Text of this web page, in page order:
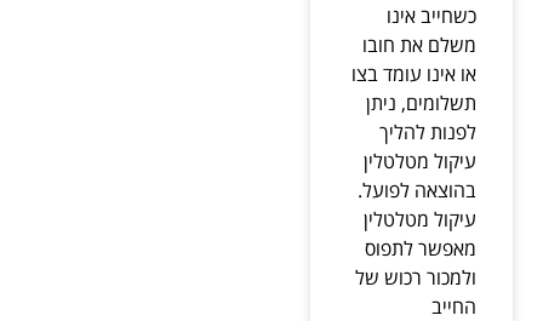
כשחייב אינו
משלם את חובו
או אינו עומד בצו
תשלומים, ניתן
לפנות להליך
עיקול מטלטלין
בהוצאה לפועל.
עיקול מטלטלין
מאפשר לתפוס
ולמכור רכוש של
החייב